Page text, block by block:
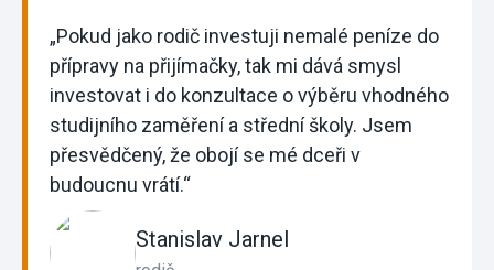
„Pokud jako rodič investuji nemalé peníze do
přípravy na přijímačky, tak mi dává smysl
investovat i do konzultace o výběru vhodného
studijního zaměření a střední školy. Jsem
přesvědčený, že obojí se mé dceři v
budoucnu vrátí.“
Stanislav Jarnel